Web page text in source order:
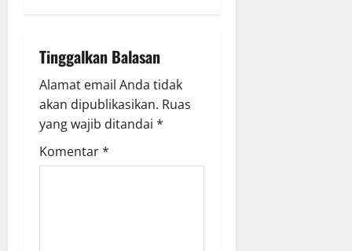
v
i
g
a
t
Tinggalkan Balasan
Alamat email Anda tidak
akan dipublikasikan. Ruas
yang wajib ditandai *
Komentar*